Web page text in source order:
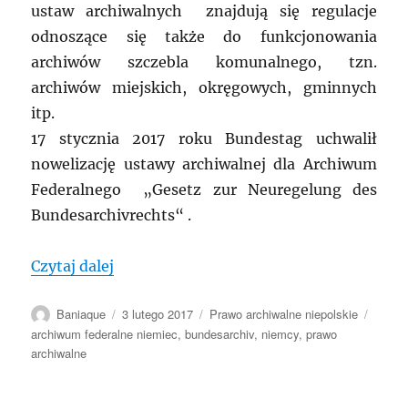
ustaw archiwalnych znajdują się regulacje
odnoszące się także do funkcjonowania
archiwów szczebla komunalnego, tzn.
archiwów miejskich, okręgowych, gminnych
itp.
17 stycznia 2017 roku Bundestag uchwalił
nowelizację ustawy archiwalnej dla Archiwum
Federalnego „Gesetz zur Neuregelung des
Bundesarchivrechts“ .
Czytaj dalej
Autor
Baniaque
Data
publikacji
3 lutego 2017 Kategorie
Prawo archiwalne niepolskie
archiwum federalne niemiec,bundesarchiv, niemcy,prawo
archiwalne